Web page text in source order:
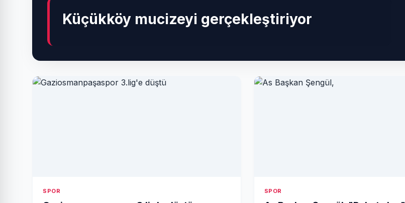
Küçükköy mucizeyi gerçekleştiriyor
SPOR SPOR